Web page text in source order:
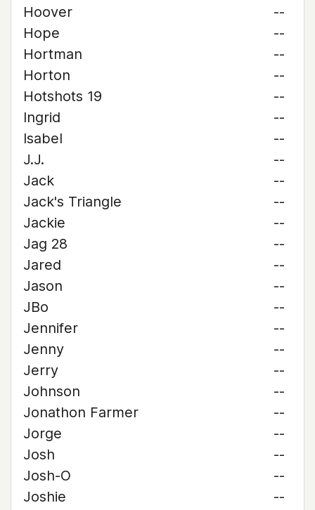
Hoover
--
Hope
--
Hortman
--
Horton
--
Hotshots 19
--
Ingrid
--
Isabel
--
J.J.
--
Jack
--
Jack's Triangle
--
Jackie
--
Jag 28
--
Jared
--
Jason
--
JBo
--
Jennifer
--
Jenny
--
Jerry
--
Johnson
--
Jonathon Farmer
--
Jorge
--
Josh
--
Josh-O
--
Joshie
--